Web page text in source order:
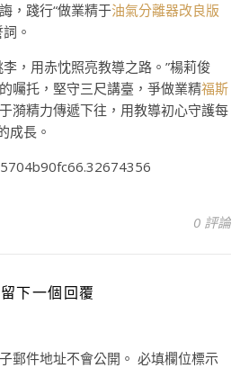
，踐行“做業精于油氣分離器改良版
。
，用赤忱照亮教導之路。”楊莉俊
囑托，堅守三尺講臺，爭做業精福斯
漪精力傳遞下往，用教導初心守護每
成長。
0 評論
留下一個回覆
郵件地址不會公開。 必填欄位標示